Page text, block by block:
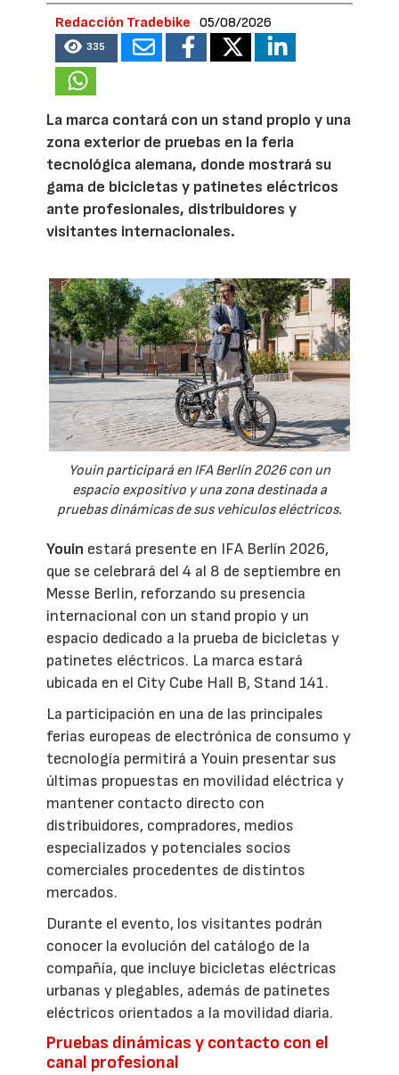
Redacción Tradebike 05/08/2026
335
La marca contará con un stand propio y una
zona exterior de pruebas en la feria
tecnológica alemana, donde mostrará su
gama de bicicletas y patinetes eléctricos
ante profesionales, distribuidores y
visitantes internacionales.
Youin participará en IFA Berlín 2026 con un
espacio expositivo y una zona destinada a
pruebas dinámicas de sus vehículos eléctricos.
Youin estará presente en IFA Berlín 2026,
que se celebrará del 4 al 8 de septiembre en
Messe Berlin, reforzando su presencia
internacional con un stand propio y un
espacio dedicado a la prueba de bicicletas y
patinetes eléctricos. La marca estará
ubicada en el City Cube Hall B, Stand 141.
La participación en una de las principales
ferias europeas de electrónica de consumo y
tecnología permitirá a Youin presentar sus
últimas propuestas en movilidad eléctrica y
mantener contacto directo con
distribuidores, compradores, medios
especializados y potenciales socios
comerciales procedentes de distintos
mercados.
Durante el evento, los visitantes podrán
conocer la evolución del catálogo de la
compañía, que incluye bicicletas eléctricas
urbanas y plegables, además de patinetes
eléctricos orientados a la movilidad diaria.
Pruebas dinámicas y contacto con el
canal profesional